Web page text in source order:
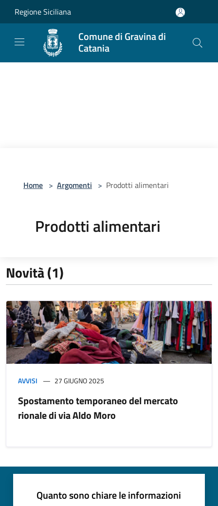
Regione Siciliana
Comune di Gravina di
Catania
Home > Argomenti > Prodotti alimentari
Prodotti alimentari
Novità (1)
AVVISI 27 GIUGNO 2025
Spostamento temporaneo del mercato
rionale di via Aldo Moro
Quanto sono chiare le informazioni